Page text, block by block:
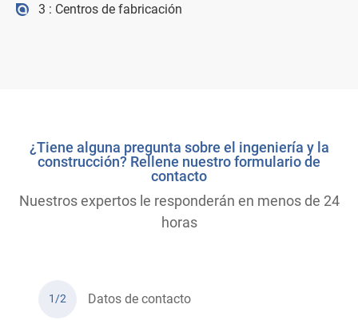
3 : Centros de fabricación
¿Tiene alguna pregunta sobre el ingeniería y la
construcción? Rellene nuestro formulario de
contacto
Nuestros expertos le responderán en menos de 24
horas
1/2 Datos de contacto